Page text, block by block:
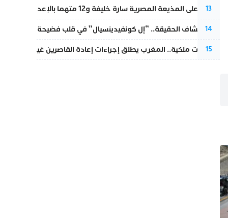
13
الحكم على المذيعة المصرية سارة خليفة و12 متهما بالإعدام في قضية هزت بلاد الفراعنة
14
بعد انكشاف الحقيقة.. “إل كونفيدينسيال” في قلب فضيحة صورة
15
بتعليمات ملكية.. المغرب يطلق إجراءات إعادة القاصرين غير